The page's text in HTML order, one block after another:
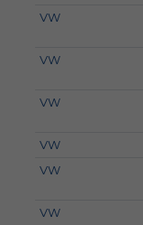
VW
VW
VW
VW
VW
VW